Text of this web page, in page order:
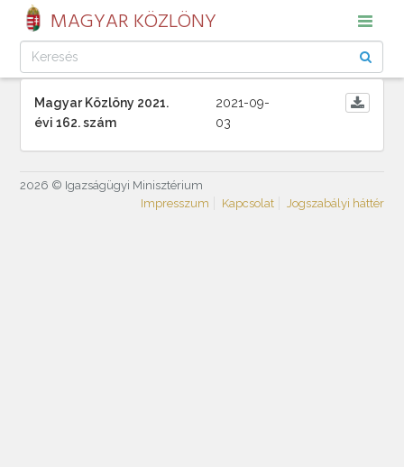
MAGYAR KÖZLÖNY
Magyar Közlöny 2021.
évi 162. szám
2021-09-
03
2026 © Igazságügyi Minisztérium
Impresszum
Kapcsolat Jogszabályi háttér